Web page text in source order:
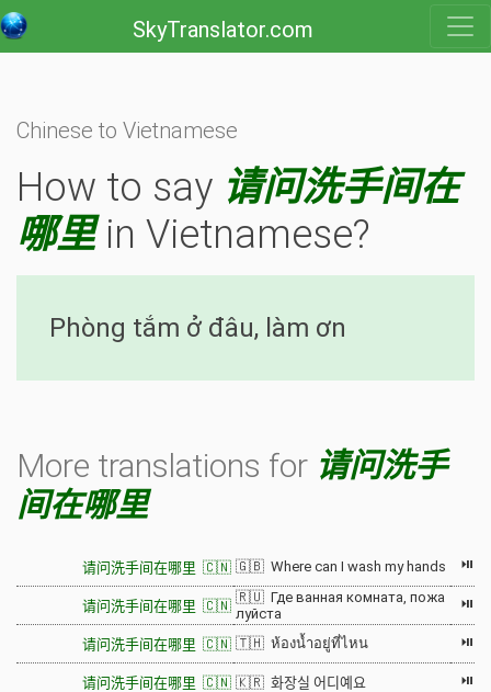
SkyTranslator.com
Chinese to Vietnamese
How to say 请问洗手间在
哪里in Vietnamese?
Phòng tắm ở đâu, làm ơn
More translations for 请问洗手
间在哪里
请问洗手间在哪里 🇨🇳 🇬🇧 Where can I wash my hands ⏯
请问洗手间在哪里 🇨🇳
🇷🇺 Где ванная комната, пожа
луйста
⏯
请问洗手间在哪里 🇨🇳 🇹🇭 ห้องน้ำอยู่ที่ไหน ⏯
请问洗手间在哪里 🇨🇳 🇰🇷 화장실 어디예요 ⏯